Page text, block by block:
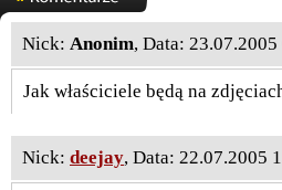
Nick: Anonim, Data:
Jak właściciele będą na
Nick: deejay, Data: 22.07.2005